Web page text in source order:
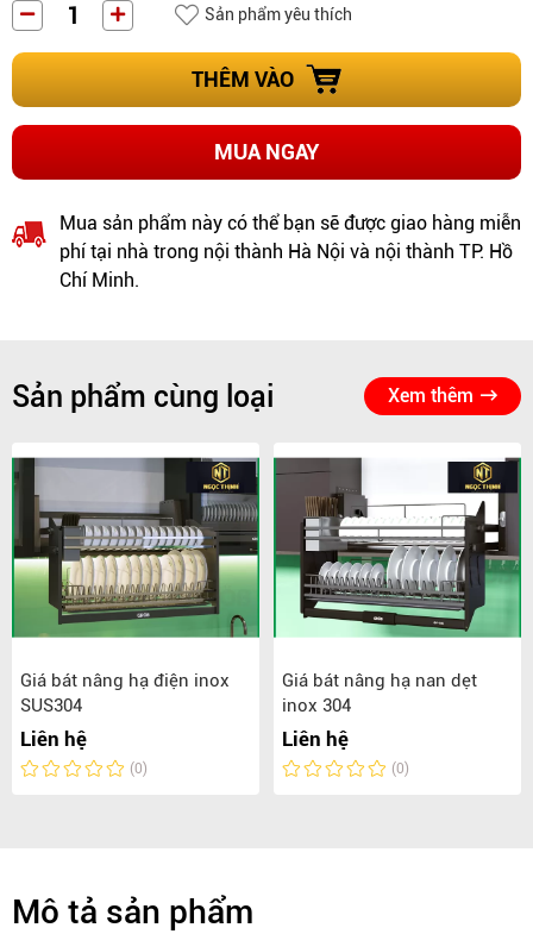
Sản phẩm yêu thích
THÊM VÀO
MUA NGAY
Mua sản phẩm này có thể bạn sẽ được giao hàng miễn
phí tại nhà trong nội thành Hà Nội và nội thành TP. Hồ
Chí Minh.
Sản phẩm cùng loại Xem thêm
Giá bát nâng hạ điện inox
SUS304
Liên hệ
(0)
Giá bát nâng hạ nan dẹt
inox 304
Liên hệ
(0)
Mô tả sản phẩm